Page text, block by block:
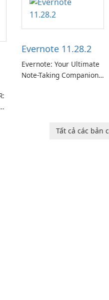
Evernote 11.28.2
Evernote: Your Ultimate
Note-Taking Companion
users capture ideas,
Tất cả các bản